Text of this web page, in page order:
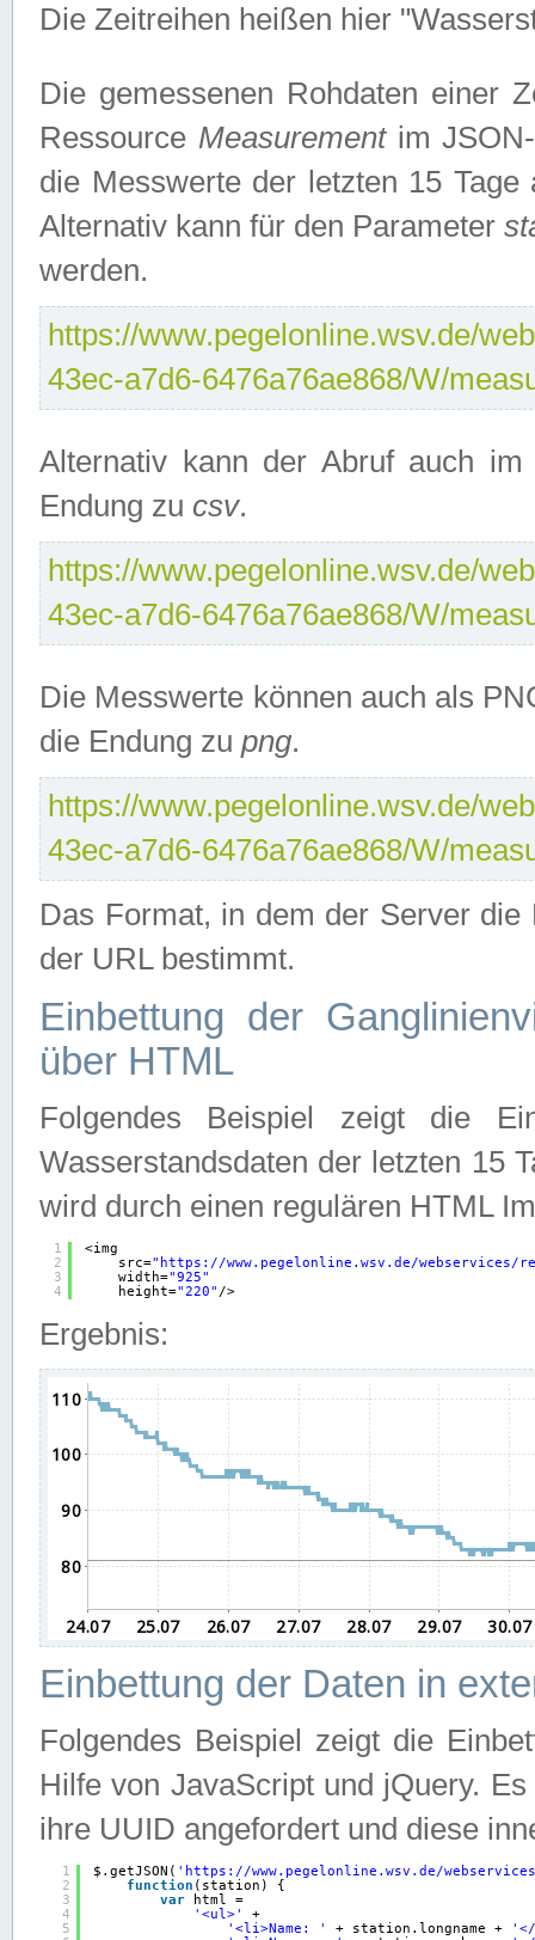
Die Zeitreihen heißen hier
Die gemessenen Rohdaten einer
Ressource Measurementim JSON-
die Messwerte der letzten 15
Alternativ kann für den Parameter
werden.
https://www.pegelonline.wsv.de/
43ec-a7d6-6476a76ae868/W/
Alternativ kann der Abruf auch
Endung zu csv.
https://www.pegelonline.wsv.de/
43ec-a7d6-6476a76ae868/W/
Die Messwerte können auch als
die Endung zu png.
https://www.pegelonline.wsv.de/
43ec-a7d6-6476a76ae868/W/
Das Format, in dem der Server
der URL bestimmt.
Einbettung der
über HTML
Folgendes Beispiel zeigt die
Wasserstandsdaten der letzten 15
wird durch einen regulären HTML
1
2
3
4
<img
src=" https://www.pegelonline.wsv.de/webservices/
width="925"
height="220" />
Ergebnis:
Einbettung der Daten in
Folgendes Beispiel zeigt die
Hilfe von JavaScript und jQuery.
ihre UUID angefordert und diese
1
2
3
4
5
$.getJSON( ' https://www.pegelonline.wsv.de/
function (station) {
var
html =
'<ul>'
+
'<li>Name: '
+ station.longname +